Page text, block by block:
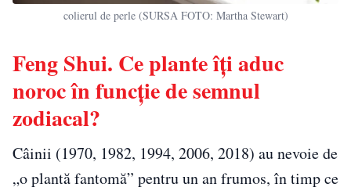
colierul de perle (SURSA FOTO: Martha Stewart)
Feng Shui. Ce plante îți aduc
noroc în funcție de semnul
zodiacal?
Câinii (1970, 1982, 1994, 2006, 2018) au nevoie de
„o plantă fantomă” pentru un an frumos, în timp ce